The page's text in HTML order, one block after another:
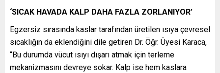
‘SICAK HAVADA KALP DAHA FAZLA ZORLANIYOR’
Egzersiz sırasında kaslar tarafından üretilen ısıya çevresel
sıcaklığın da eklendiğini dile getiren Dr. Öğr. Üyesi Karaca,
“Bu durumda vücut ısıyı dışarı atmak için terleme
mekanizmasını devreye sokar. Kalp ise hem kaslara